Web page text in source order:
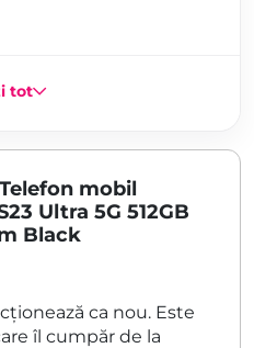
tot
Telefon mobil
Ultra 5G 512GB
Black
ca nou. Este
îl cumpăr de la